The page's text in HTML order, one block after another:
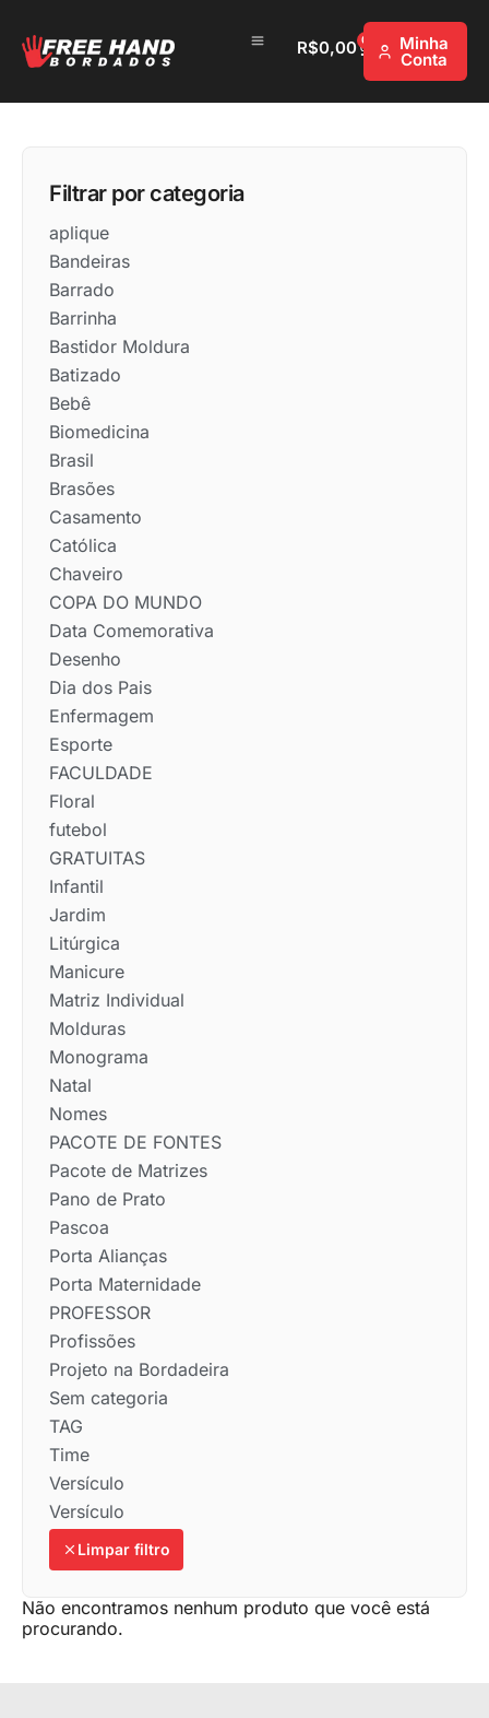
R$0,00 0 Minha
Conta
Filtrar por categoria
aplique
Bandeiras
Barrado
Barrinha
Bastidor Moldura
Batizado
Bebê
Biomedicina
Brasil
Brasões
Casamento
Católica
Chaveiro
COPA DO MUNDO
Data Comemorativa
Desenho
Dia dos Pais
Enfermagem
Esporte
FACULDADE
Floral
futebol
GRATUITAS
Infantil
Jardim
Litúrgica
Manicure
Matriz Individual
Molduras
Monograma
Natal
Nomes
PACOTE DE FONTES
Pacote de Matrizes
Pano de Prato
Pascoa
Porta Alianças
Porta Maternidade
PROFESSOR
Profissões
Projeto na Bordadeira
Sem categoria
TAG
Time
Versículo
Versículo
Limpar filtro
Não encontramos nenhum produto que você está
procurando.